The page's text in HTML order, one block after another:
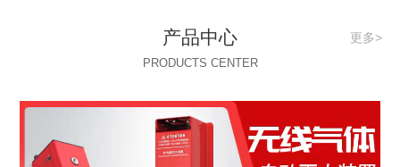
产品中心 更多>
PRODUCTS CENTER